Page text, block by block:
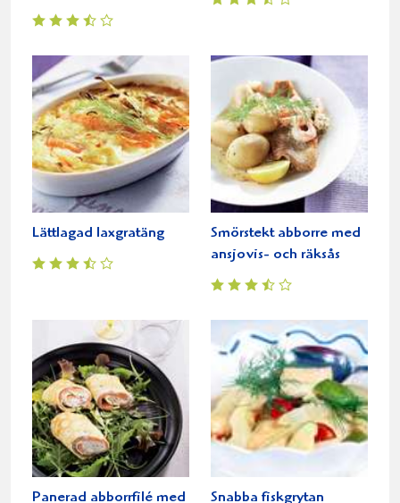
Lättlagad laxgratäng
Smörstekt abborre med
ansjovis- och räksås
Panerad abborrfilé med
Snabba fiskgrytan